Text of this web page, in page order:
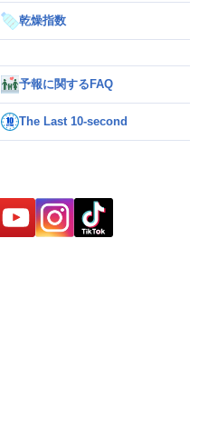
乾燥指数
予報に関するFAQ
The Last 10-second